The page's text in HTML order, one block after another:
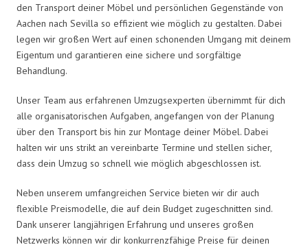
den Transport deiner Möbel und persönlichen Gegenstände von
Aachen nach Sevilla so effizient wie möglich zu gestalten. Dabei
legen wir großen Wert auf einen schonenden Umgang mit deinem
Eigentum und garantieren eine sichere und sorgfältige
Behandlung.
Unser Team aus erfahrenen Umzugsexperten übernimmt für dich
alle organisatorischen Aufgaben, angefangen von der Planung
über den Transport bis hin zur Montage deiner Möbel. Dabei
halten wir uns strikt an vereinbarte Termine und stellen sicher,
dass dein Umzug so schnell wie möglich abgeschlossen ist.
Neben unserem umfangreichen Service bieten wir dir auch
flexible Preismodelle, die auf dein Budget zugeschnitten sind.
Dank unserer langjährigen Erfahrung und unseres großen
Netzwerks können wir dir konkurrenzfähige Preise für deinen